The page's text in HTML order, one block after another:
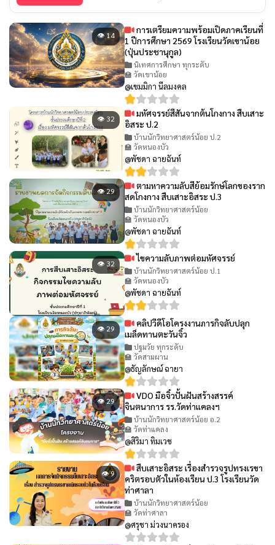
👁 14
การเตรียมความพร้อมเปิดภาคเรียนที่
1 ปีการศึกษา 2569 โรงเรียนวัดเขาน้อย
(ปุ่นประชานุกูล)
นิเทศการศึกษา ทุกระดับ
🏫 วัดเขาน้อย
@เขมมิกา นีลมงคล
👁 32
มหัศจรรย์สีสันจากต้นโกงกาง สืบเสาะ
อิสระ ป.2
บ้านนักวิทยาศาสตร์น้อย ป.2
🏫 วัดหนองบัว
@พัชดา ฉายฉันท์
👁 29
ตามหาความลับสีย้อมรักษ์โลกของราก
สดโกงกาง สืบเสาะอิสระ ป.3
บ้านนักวิทยาศาสตร์น้อย
🏫 วัดหนองบัว
@พัชดา ฉายฉันท์
👁 32 ไขความลับภาพต่อมหัศจรรย์
บ้านนักวิทยาศาสตร์น้อย ป.1
🏫 วัดหนองบัว
@พัชดา ฉายฉันท์
👁 29
คลิปวีดีโอโครงงานภารกิจลับปลุก
เมล็ดทานตะวันจิ๋ว
ปฐมวัย ทุกระดับ
🏫 วัดสามผาน
@ธัญลักษณ์ ฉายา
👁 29
VDO มือจิ๋วปั้นฝันสร้างสรรค์
จินตนาการ รร.วัดท่าแคลงฯ
บ้านนักวิทยาศาสตร์น้อย อ.2
🏫 วัดท่าแคลง
@สิริมา ทิมเวช
👁 9
สืบเสาะอิสระ เรื่องสำรวจรูปทรงเรขา
คริตรอบตัวในห้องเรียน ป.3 โรงเรียนวัด
ท่าศาลา
บ้านนักวิทยาศาสตร์น้อย
🏫 วัดท่าศาลา
@ศรุชา ม่วงนาครอง